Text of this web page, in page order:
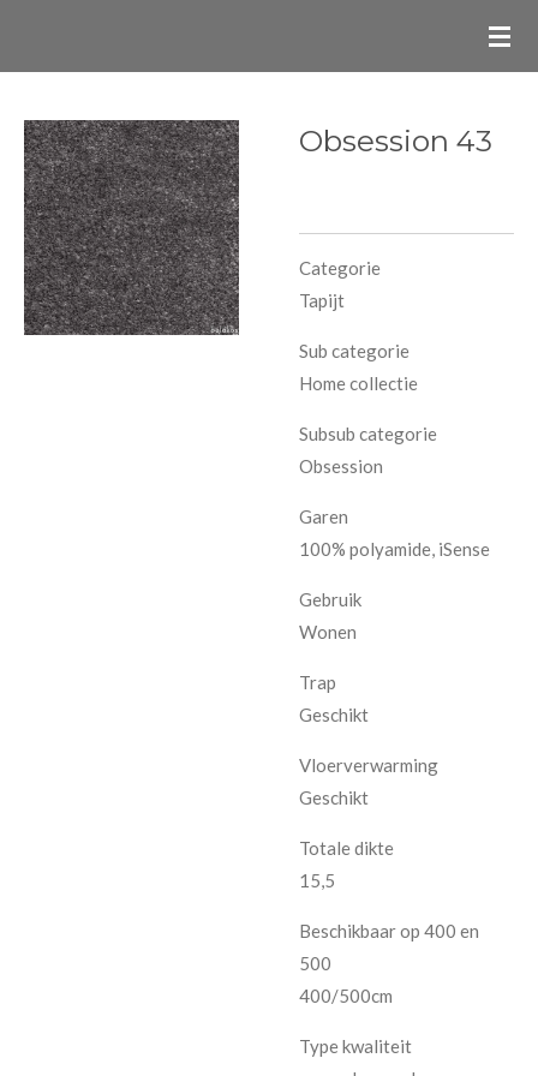
de
hoofdinhoud
Obsession 43
Categorie
Tapijt
Sub categorie
Home collectie
Subsub categorie
Obsession
Garen
100% polyamide, iSense
Gebruik
Wonen
Trap
Geschikt
Vloerverwarming
Geschikt
Totale dikte
15,5
Beschikbaar op 400 en
500
400/500cm
Type kwaliteit